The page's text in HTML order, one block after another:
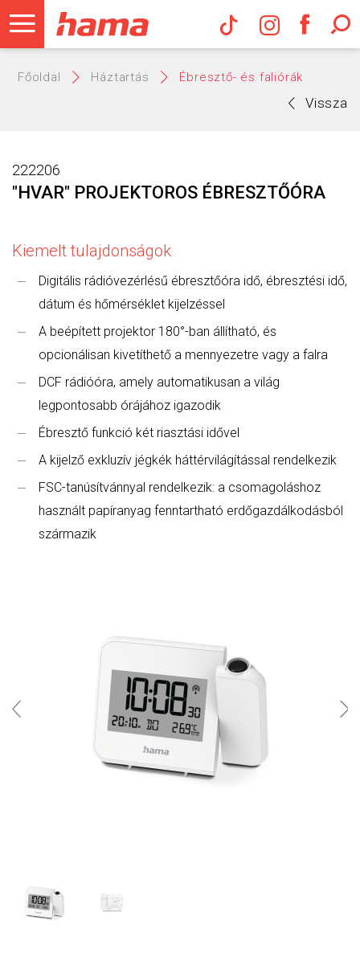
Hama
Főoldal Háztartás Ébresztő- és faliórák
Vissza
222206
"HVAR" PROJEKTOROS ÉBRESZTŐÓRA
Kiemelt tulajdonságok
Digitális rádióvezérlésű ébresztőóra idő, ébresztési idő,
dátum és hőmérséklet kijelzéssel
A beépített projektor 180°-ban állítható, és
opcionálisan kivetíthető a mennyezetre vagy a falra
DCF rádióóra, amely automatikusan a világ
legpontosabb órájához igazodik
Ébresztő funkció két riasztási idővel
A kijelző exkluzív jégkék háttérvilágítással rendelkezik
FSC-tanúsítvánnyal rendelkezik: a csomagoláshoz
használt papíranyag fenntartható erdőgazdálkodásból
származik